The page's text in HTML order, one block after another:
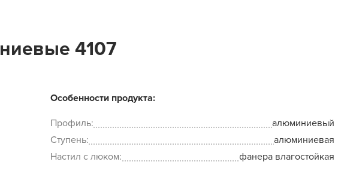
4107
Особенности продукта:
Профиль:
алюминиевый
Ступень:
алюминиевая
Настил с люком:
фанера влагостойкая